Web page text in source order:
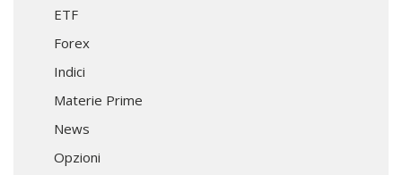
ETF
Forex
Indici
Materie Prime
News
Opzioni